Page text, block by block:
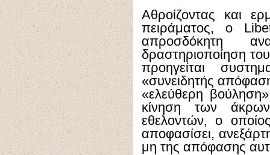
Αθροίζοντας και
πειράματος, ο
απροσδόκητη
δραστηριοποίηση
προηγείται
«συνειδητής
«ελεύθερη
κίνηση των
εθελοντών, ο
αποφασίσει,
μη της απόφασης